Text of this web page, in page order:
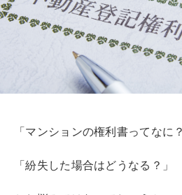
「マンションの権利書ってなに
「紛失した場合はどうなる？」